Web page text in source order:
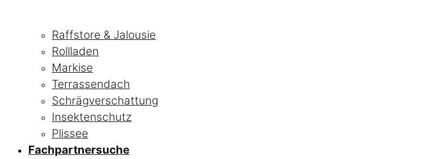
Raffstore & Jalousie
Rollladen
Markise
Terrassendach
Schrägverschattung
Insektenschutz
Plissee
Fachpartnersuche